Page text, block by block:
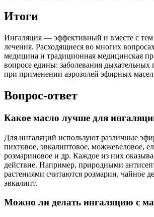
Итоги
Ингаляция — эффективный и вместе с тем
лечения. Расходящиеся во многих
медицина и традиционная медицинская
вопросе едины: заболевания дыхательных
при применении аэрозолей эфирных
Вопрос-ответ
Какое масло лучше для
Для ингаляций используют различные
пихтовое, эвкалиптовое, можжевеловое,
розмариновое и др. Каждое из них
действие. Например, природными
растениями считаются розмарин, чайное
эвкалипт.
Можно ли делать ингаляцию с